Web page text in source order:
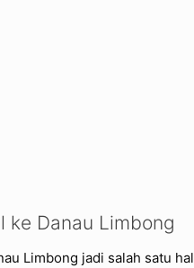
ke Danau Limbong
Limbong jadi salah satu